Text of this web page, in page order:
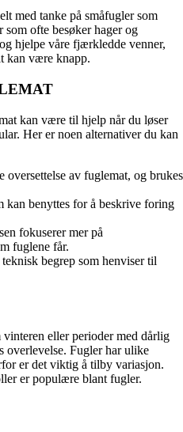
med tanke på småfugler som
som ofte besøker hager og
hjelpe våre fjærkledde venner,
kan være knapp.
kan være til hjelp når du løser
Her er noen alternativer du kan
oversettelse av fuglemat, og brukes
kan benyttes for å beskrive foring
fokuserer mer på
fuglene får.
begrep som henviser til
eller perioder med dårlig
overlevelse. Fugler har ulike
er det viktig å tilby variasjon.
er populære blant fugler.